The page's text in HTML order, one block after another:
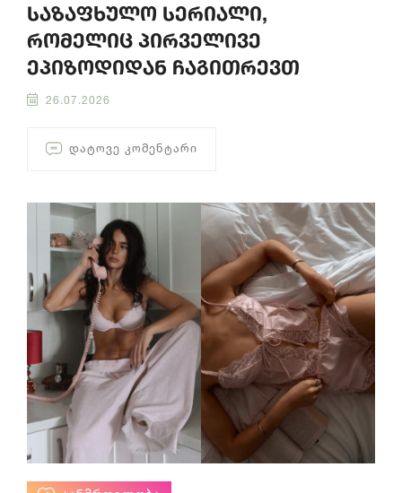
საზაფხულო სერიალი,
რომელიც პირველივე
ეპიზოდიდან ჩაგითრევთ
26.07.2026
ᲓᲐᲢᲝᲕᲔ ᲙᲝᲛᲔᲜᲢᲐᲠᲘ